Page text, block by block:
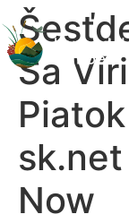
Sa
Now